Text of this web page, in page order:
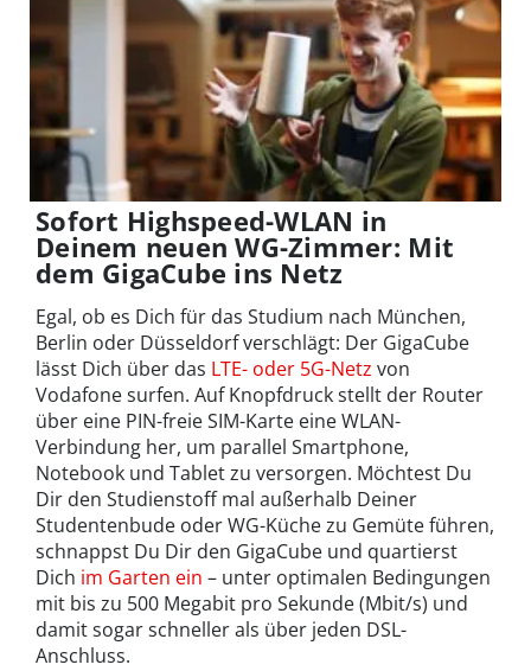
Sofort Highspeed-WLAN in
Deinem neuen WG-Zimmer: Mit
dem GigaCube ins Netz
Egal, ob es Dich für das Studium nach München,
Berlin oder Düsseldorf verschlägt: Der GigaCube
lässt Dich über das LTE- oder 5G-Netz von
Vodafone surfen. Auf Knopfdruck stellt der Router
über eine PIN-freie SIM-Karte eine WLAN-
Verbindung her, um parallel Smartphone,
Notebook und Tablet zu versorgen. Möchtest Du
Dir den Studienstoff mal außerhalb Deiner
Studentenbude oder WG-Küche zu Gemüte führen,
schnappst Du Dir den GigaCube und quartierst
Dich im Garten ein – unter optimalen Bedingungen
mit bis zu 500 Megabit pro Sekunde (Mbit/s) und
damit sogar schneller als über jeden DSL-
Anschluss.